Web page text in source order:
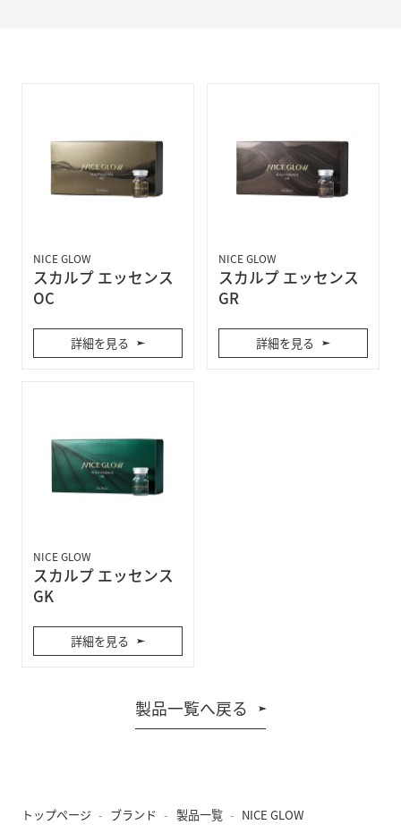
NICE GLOW
スカルプ エッセンス
OC
詳細を見る
NICE GLOW
スカルプ エッセンス
GR
詳細を見る
NICE GLOW
スカルプ エッセンス
GK
詳細を見る
製品一覧へ戻る
トップページ ブランド 製品一覧 NICE GLOW